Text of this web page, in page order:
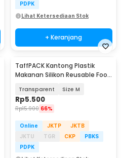
PDPK
Lihat Ketersediaan Stok
+ Keranjang
TaffPACK Kantong Plastik
Makanan Silikon Reusable Food
Transparent Size M
Rp5.500
Rp15.900 66%
Online JKTP
JKTB
JKTU
TGR CKP
PBKS
PDPK